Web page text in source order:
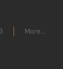
More...